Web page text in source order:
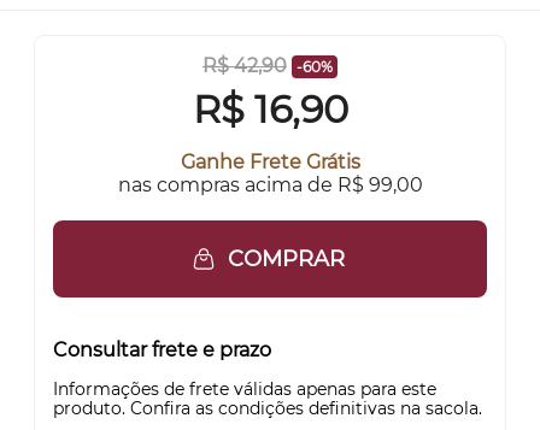
R$ 42,90 -60%
R$ 16,90
Ganhe Frete Grátis
nas compras acima de R$ 99,00
COMPRAR
Consultar frete e prazo
Informações de frete válidas apenas para este
produto. Confira as condições definitivas na sacola.